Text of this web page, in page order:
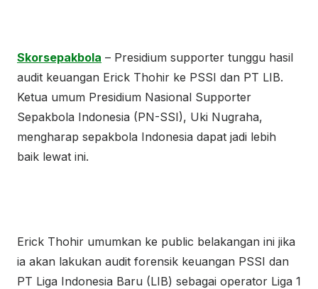
Skorsepakbola – Presidium supporter tunggu hasil
audit keuangan Erick Thohir ke PSSI dan PT LIB.
Ketua umum Presidium Nasional Supporter
Sepakbola Indonesia (PN-SSI), Uki Nugraha,
mengharap sepakbola Indonesia dapat jadi lebih
baik lewat ini.
Erick Thohir umumkan ke public belakangan ini jika
ia akan lakukan audit forensik keuangan PSSI dan
PT Liga Indonesia Baru (LIB) sebagai operator Liga 1